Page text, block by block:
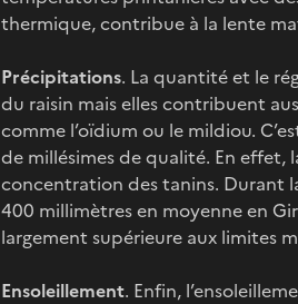
thermique, contribue à la lente
Précipitations. La quantité et le
du raisin mais elles contribuent
comme l’oïdium ou le mildiou.
de millésimes de qualité. En
concentration des tanins. Durant
400 millimètres en moyenne en
largement supérieure aux limites
Ensoleillement. Enfin,